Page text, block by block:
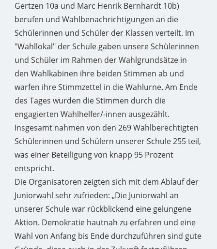
Gertzen 10a und Marc Henrik Bernhardt 10b)
berufen und Wahlbenachrichtigungen an die
Schülerinnen und Schüler der Klassen verteilt. Im
"Wahllokal" der Schule gaben unsere Schülerinnen
und Schüler im Rahmen der Wahlgrundsätze in
den Wahlkabinen ihre beiden Stimmen ab und
warfen ihre Stimmzettel in die Wahlurne. Am Ende
des Tages wurden die Stimmen durch die
engagierten Wahlhelfer/-innen ausgezählt.
Insgesamt nahmen von den 269 Wahlberechtigten
Schülerinnen und Schülern unserer Schule 255 teil,
was einer Beteiligung von knapp 95 Prozent
entspricht.
Die Organisatoren zeigten sich mit dem Ablauf der
Juniorwahl sehr zufrieden: „Die Juniorwahl an
unserer Schule war rückblickend eine gelungene
Aktion. Demokratie hautnah zu erfahren und eine
Wahl von Anfang bis Ende durchzuführen sind gute